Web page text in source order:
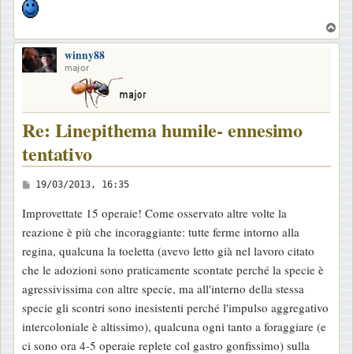
o
o
winny88
major
Re: Linepithema humile- ennesimo
tentativo
M
s
s
a
g
g
i
o
19/03/2013, 16:35
Improvettate 15 operaie! Come osservato altre volte la
reazione è più che incoraggiante: tutte ferme intorno alla
regina, qualcuna la toeletta (avevo letto già nel lavoro citato
che le adozioni sono praticamente scontate perché la specie è
agressivissima con altre specie, ma all'interno della stessa
specie gli scontri sono inesistenti perché l'impulso aggregativo
intercoloniale è altissimo), qualcuna ogni tanto a foraggiare (e
ci sono ora 4-5 operaie replete col gastro gonfissimo) sulla